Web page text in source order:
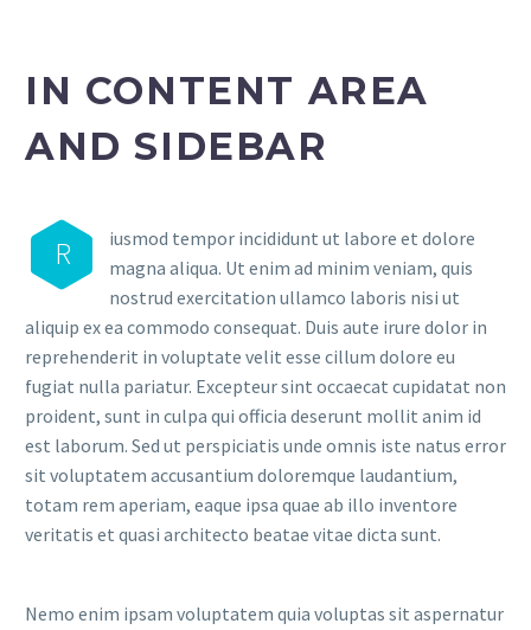
IN CONTENT AREA
AND SIDEBAR
R
iusmod tempor incididunt ut labore et dolore
magna aliqua. Ut enim ad minim veniam, quis
nostrud exercitation ullamco laboris nisi ut
aliquip ex ea commodo consequat. Duis aute irure dolor in
reprehenderit in voluptate velit esse cillum dolore eu
fugiat nulla pariatur. Excepteur sint occaecat cupidatat non
proident, sunt in culpa qui officia deserunt mollit anim id
est laborum. Sed ut perspiciatis unde omnis iste natus error
sit voluptatem accusantium doloremque laudantium,
totam rem aperiam, eaque ipsa quae ab illo inventore
veritatis et quasi architecto beatae vitae dicta sunt.
Nemo enim ipsam voluptatem quia voluptas sit aspernatur